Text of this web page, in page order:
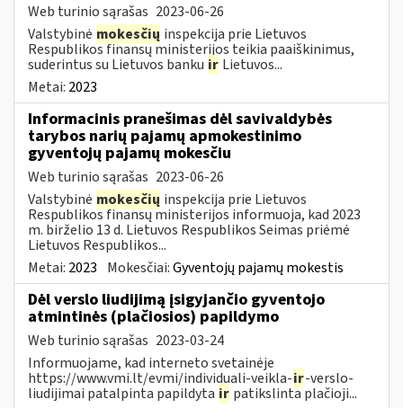
Web turinio sąrašas 2023-06-26
Valstybinė mokesčių inspekcija prie Lietuvos
Respublikos finansų ministerijos teikia paaiškinimus,
suderintus su Lietuvos banku ir Lietuvos...
Metai: 2023
Informacinis pranešimas dėl savivaldybės
tarybos narių pajamų apmokestinimo
gyventojų pajamų mokesčiu
Web turinio sąrašas 2023-06-26
Valstybinė mokesčių inspekcija prie Lietuvos
Respublikos finansų ministerijos informuoja, kad 2023
m. birželio 13 d. Lietuvos Respublikos Seimas priėmė
Lietuvos Respublikos...
Metai: 2023 Mokesčiai:Gyventojų pajamų mokestis
Dėl verslo liudijimą įsigyjančio gyventojo
atmintinės (plačiosios) papildymo
Web turinio sąrašas 2023-03-24
Informuojame, kad interneto svetainėje
https://www.vmi.lt/evmi/individuali-veikla-ir-verslo-
liudijimai patalpinta papildyta ir patikslinta plačioji...